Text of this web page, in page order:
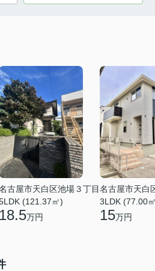
古屋市天白区池場３丁目
(121.37㎡)
18.5万円
名古屋市天白
3LDK (77.00
15万円